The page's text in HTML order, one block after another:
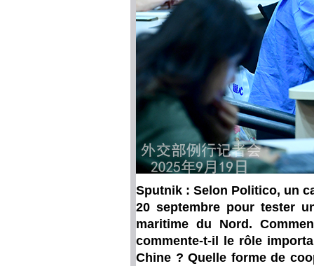
Sputnik : Selon Politico, un
20 septembre pour tester
maritime du Nord.
commente-t-il le rôle
Chine ? Quelle forme de